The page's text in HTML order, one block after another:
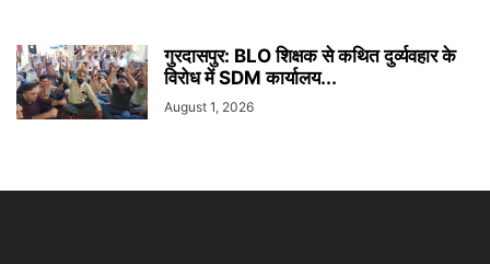
गुरदासपुर: BLO शिक्षक से कथित दुर्व्यवहार के
विरोध में SDM कार्यालय...
August 1, 2026